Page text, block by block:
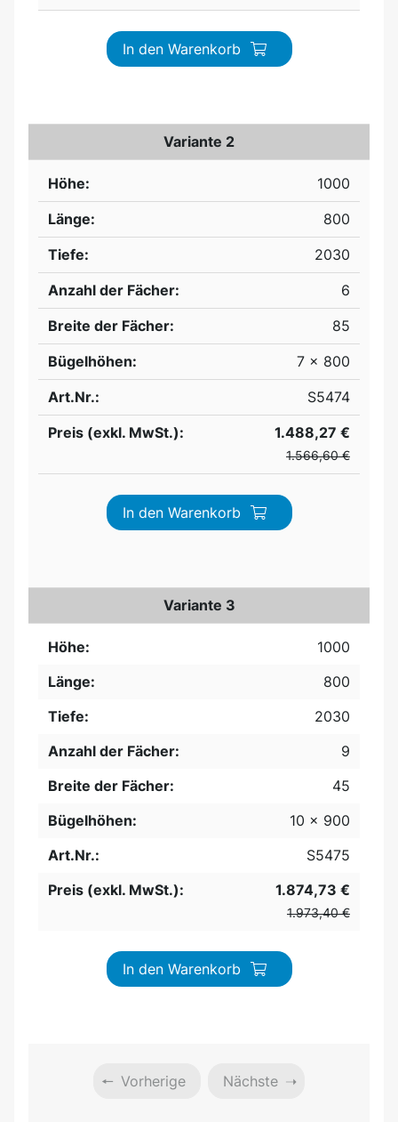
In den Warenkorb
Variante 2
Höhe:
1000
Länge:
800
Tiefe:
2030
Anzahl der Fächer:
6
Breite der Fächer:
85
Bügelhöhen:
7 x 800
Art.Nr.:
S5474
Preis (exkl. MwSt.):
1.488,27 €
1.566,60 €
In den Warenkorb
Variante 3
Höhe:
1000
Länge:
800
Tiefe:
2030
Anzahl der Fächer:
9
Breite der Fächer:
45
Bügelhöhen:
10 x 900
Art.Nr.:
S5475
Preis (exkl. MwSt.):
1.874,73 €
1.973,40 €
In den Warenkorb
Vorherige Nächste